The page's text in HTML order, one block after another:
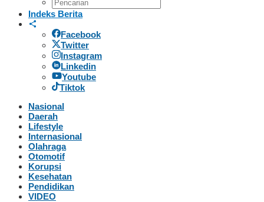
Indeks Berita
Facebook
Twitter
Instagram
Linkedin
Youtube
Tiktok
Nasional
Daerah
Lifestyle
Internasional
Olahraga
Otomotif
Korupsi
Kesehatan
Pendidikan
VIDEO